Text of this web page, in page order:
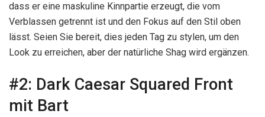
dass er eine maskuline Kinnpartie erzeugt, die vom
Verblassen getrennt ist und den Fokus auf den Stil oben
lässt. Seien Sie bereit, dies jeden Tag zu stylen, um den
Look zu erreichen, aber der natürliche Shag wird ergänzen.
#2: Dark Caesar Squared Front
mit Bart